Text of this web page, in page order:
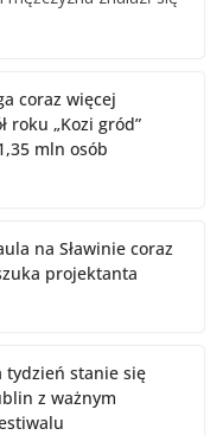
coraz więcej
roku „Kozi gród”
mln osób
na Sławinie coraz
projektanta
tydzień stanie się
z ważnym